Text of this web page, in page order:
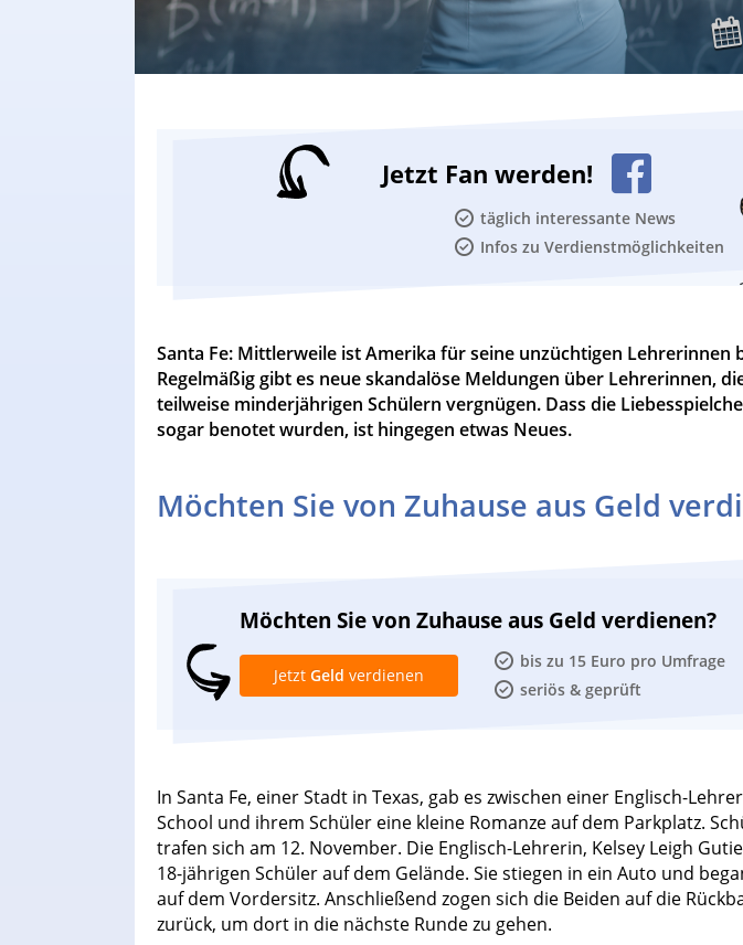
Jetzt Fan werden!
täglich interessante News
Infos zu Verdienstmöglichkeiten
Santa Fe: Mittlerweile ist Amerika für seine unzüchtigen Lehrerinnen
Regelmäßig gibt es neue skandalöse Meldungen über Lehrerinnen,
teilweise minderjährigen Schülern vergnügen. Dass die
sogar benotet wurden, ist hingegen etwas Neues.
Möchten Sie von Zuhause aus Geld
Möchten Sie von Zuhause aus Geld verdienen?
bis zu 15 Euro pro Umfrage
seriös & geprüft
Jetzt Geld verdienen
In Santa Fe, einer Stadt in Texas, gab es zwischen einer Englisch-
School und ihrem Schüler eine kleine Romanze auf dem Parkplatz.
trafen sich am 12. November. Die Englisch-Lehrerin, Kelsey Leigh
18-jährigen Schüler auf dem Gelände. Sie stiegen in ein Auto und
auf dem Vordersitz. Anschließend zogen sich die Beiden auf die
zurück, um dort in die nächste Runde zu gehen.
Erschreckend: